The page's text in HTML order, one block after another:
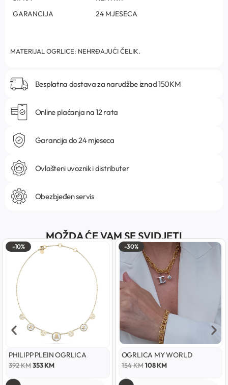
GARANCIJA
24 MJESECA
MATERIJAL OGRLICE: NEHRĐAJUĆI ČELIK.
Besplatna dostava za narudžbe iznad 150KM
Online plaćanja na 12 rata
Garancija do 24 mjeseca
Ovlašteni uvoznik i distributer
Obezbjeđen servis
MOŽDA ĆE VAM SE SVIDJETI
-10%
PHILIPP PLEIN OGRLICA
392KM353KM
-30%
OGRLICA MY WORLD
154KM 108KM